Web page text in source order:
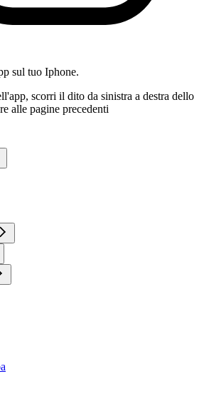
sul tuo Iphone.
scorri il dito da sinistra a destra dello
alle pagine precedenti